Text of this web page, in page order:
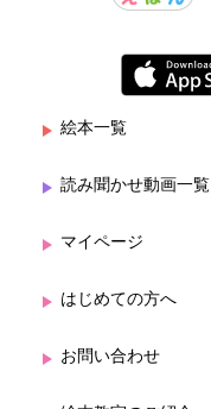
絵本一覧
読み聞かせ動画一覧
マイページ
はじめての方へ
お問い合わせ